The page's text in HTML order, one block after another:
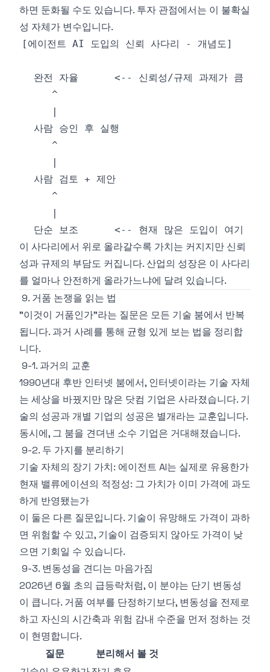
하면 둔화될 수도 있습니다. 투자 관점에서는 이 불확실
성 자체가 변수입니다.
이 사다리에서 위로 올라갈수록 가치는 커지지만 신뢰
성과 규제의 부담도 커집니다. 산업의 성장은 이 사다리
를 얼마나 안전하게 올라가느냐에 달려 있습니다.
9. 거품 논쟁을 읽는 법
"이것이 거품인가"라는 질문은 모든 기술 붐에서 반복
됩니다. 과거 사례를 통해 균형 있게 보는 법을 정리합
니다.
9-1. 과거의 교훈
1990년대 후반 인터넷 붐에서, 인터넷이라는 기술 자체
는 세상을 바꿨지만 많은 닷컴 기업은 사라졌습니다. 기
술의 성공과 개별 기업의 성공은 별개라는 교훈입니다.
동시에, 그 붐을 견뎌낸 소수 기업은 거대해졌습니다.
9-2. 두 가지를 분리하기
기술 자체의 장기 가치: 에이전트 AI는 실제로 유용한가
현재 밸류에이션의 적정성: 그 가치가 이미 가격에 과도
하게 반영됐는가
이 둘은 다른 질문입니다. 기술이 유망해도 가격이 과하
면 위험할 수 있고, 기술이 검증되지 않아도 가격이 낮
으면 기회일 수 있습니다.
9-3. 변동성을 견디는 마음가짐
2026년 6월 초의 급등락처럼, 이 분야는 단기 변동성
이 큽니다. 거품 여부를 단정하기보다, 변동성을 전제로
하고 자신의 시간축과 위험 감내 수준을 먼저 정하는 것
이 현명합니다.
질문
분리해서 볼 것